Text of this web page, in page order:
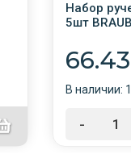
Набор
5шт
0,5мм,
В наличии:
-